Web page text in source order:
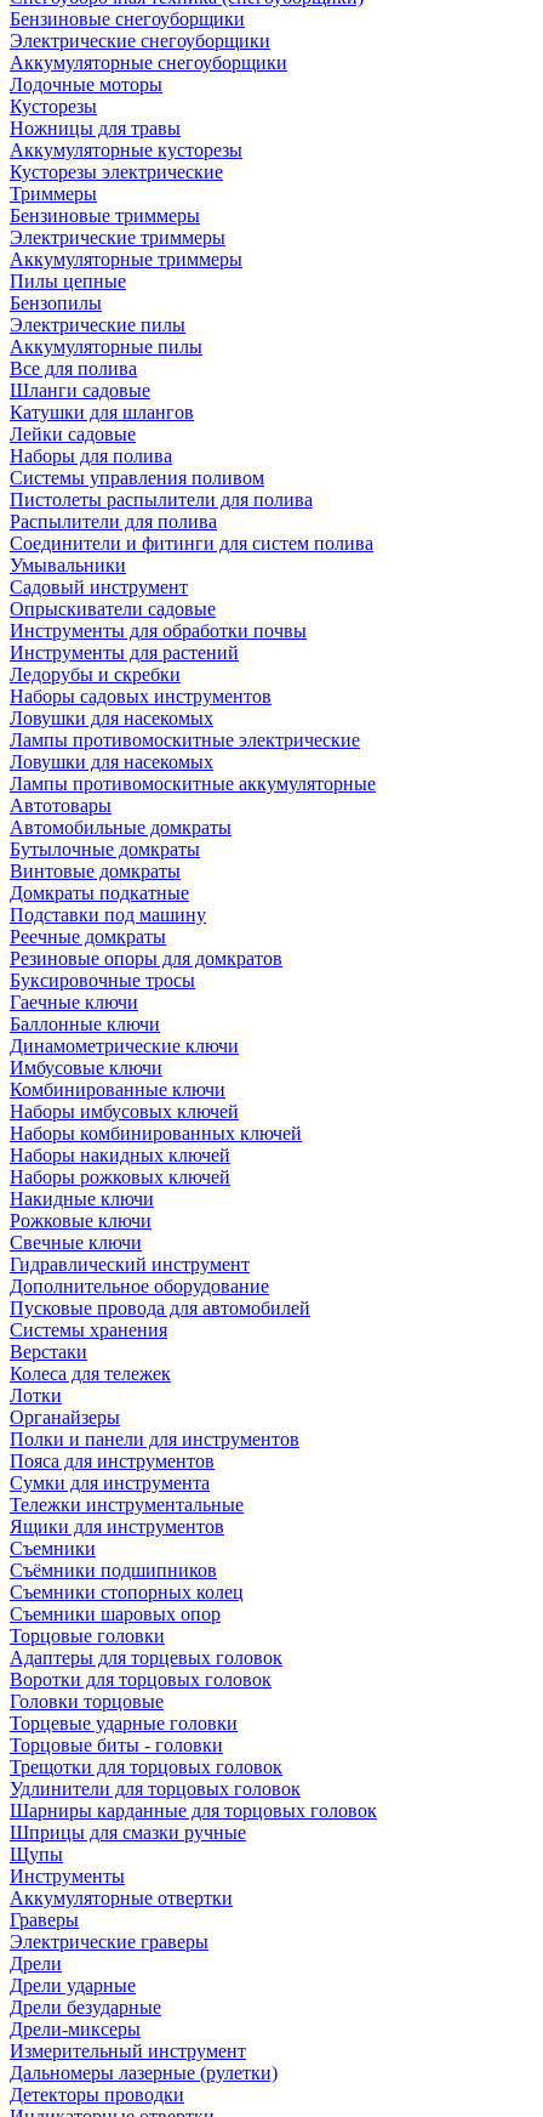
Бензиновые снегоуборщики
Электрические снегоуборщики
Аккумуляторные снегоуборщики
Лодочные моторы
Кусторезы
Ножницы для травы
Аккумуляторные кусторезы
Кусторезы электрические
Триммеры
Бензиновые триммеры
Электрические триммеры
Аккумуляторные триммеры
Пилы цепные
Бензопилы
Электрические пилы
Аккумуляторные пилы
Все для полива
Шланги садовые
Катушки для шлангов
Лейки садовые
Наборы для полива
Системы управления поливом
Пистолеты распылители для полива
Распылители для полива
Соединители и фитинги для систем полива
Умывальники
Садовый инструмент
Опрыскиватели садовые
Инструменты для обработки почвы
Инструменты для растений
Ледорубы и скребки
Наборы садовых инструментов
Ловушки для насекомых
Лампы противомоскитные электрические
Ловушки для насекомых
Лампы противомоскитные аккумуляторные
Автотовары
Автомобильные домкраты
Бутылочные домкраты
Винтовые домкраты
Домкраты подкатные
Подставки под машину
Реечные домкраты
Резиновые опоры для домкратов
Буксировочные тросы
Гаечные ключи
Баллонные ключи
Динамометрические ключи
Имбусовые ключи
Комбинированные ключи
Наборы имбусовых ключей
Наборы комбинированных ключей
Наборы накидных ключей
Наборы рожковых ключей
Накидные ключи
Рожковые ключи
Свечные ключи
Гидравлический инструмент
Дополнительное оборудование
Пусковые провода для автомобилей
Системы хранения
Верстаки
Колеса для тележек
Лотки
Органайзеры
Полки и панели для инструментов
Пояса для инструментов
Сумки для инструмента
Тележки инструментальные
Ящики для инструментов
Съемники
Съёмники подшипников
Съемники стопорных колец
Съемники шаровых опор
Торцовые головки
Адаптеры для торцевых головок
Воротки для торцовых головок
Головки торцовые
Торцевые ударные головки
Торцовые биты - головки
Трещотки для торцовых головок
Удлинители для торцовых головок
Шарниры карданные для торцовых головок
Шприцы для смазки ручные
Щупы
Инструменты
Аккумуляторные отвертки
Граверы
Электрические граверы
Дрели
Дрели ударные
Дрели безударные
Дрели-миксеры
Измерительный инструмент
Дальномеры лазерные (рулетки)
Детекторы проводки